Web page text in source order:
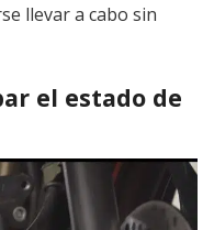
llevar a cabo sin
el estado de